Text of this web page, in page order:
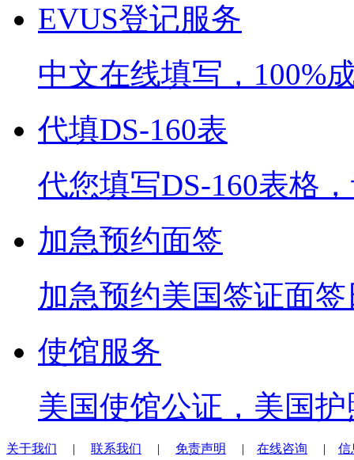
EVUS登记服务
中文在线填写，100%
代填DS-160表
代您填写DS-160表格
加急预约面签
加急预约美国签证面
使馆服务
美国使馆公证，美国
关于我们 | 联系我们 | 免责声明 | 在线咨询 | 信